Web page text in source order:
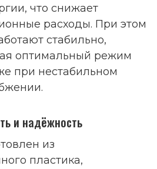
что снижает
расходы. При этом
стабильно,
оптимальный режим
при нестабильном
и надёжность
из
пластика,